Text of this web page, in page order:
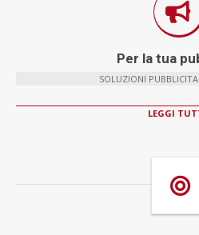
Per la tua
SOLUZIONI
LEGGI